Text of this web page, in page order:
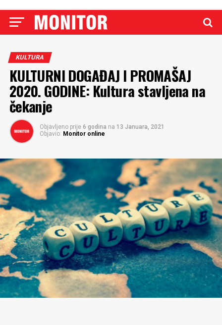
KULTURA
KULTURNI DOGAĐAJ I PROMAŠAJ
2020. GODINE: Kultura stavljena na
čekanje
Objavljeno prije 6 godina na 13 Januara, 2021
Objavio: Monitor online